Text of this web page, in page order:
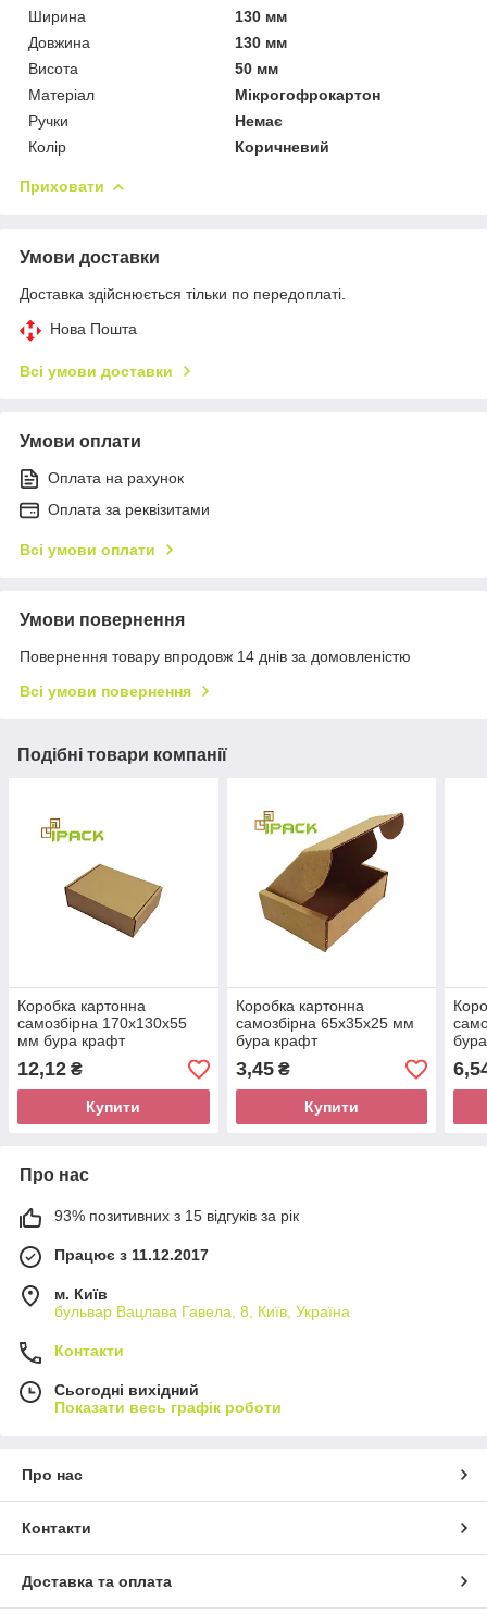
Ширина
130 мм
Довжина
130 мм
Висота
50 мм
Матеріал
Мікрогофрокартон
Ручки
Немає
Колір
Коричневий
Приховати
Умови доставки
Доставка здійснюється тільки по передоплаті.
Нова Пошта
Всі умови доставки
Умови оплати
Оплата на рахунок
Оплата за реквізитами
Всі умови оплати
Умови повернення
Повернення товару впродовж 14 днів за домовленістю
Всі умови повернення
Подібні товари компанії
Коробка картонна
самозбірна 170х130х55
мм бура крафт
мікрогофрокартон
12,12 ₴
Купити
Коробка картонна
самозбірна 65х35х25 мм
бура крафт
мікрогофрокартон
3,45₴
Купити
Про нас
93% позитивних з 15 відгуків за рік
Працює з 11.12.2017
м. Київ
бульвар Вацлава Гавела, 8, Київ, Україна
Контакти
Сьогодні вихідний
Показати весь графік роботи
Про нас
Контакти
Доставка та оплата